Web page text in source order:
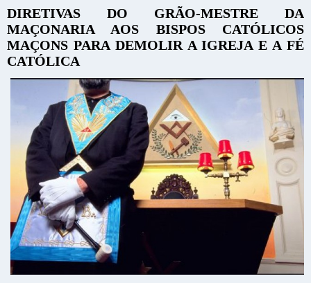
DIRETIVAS DO GRÃO-MESTRE DA
MAÇONARIA AOS BISPOS CATÓLICOS
MAÇONS PARA DEMOLIR A IGREJA E A FÉ
CATÓLICA